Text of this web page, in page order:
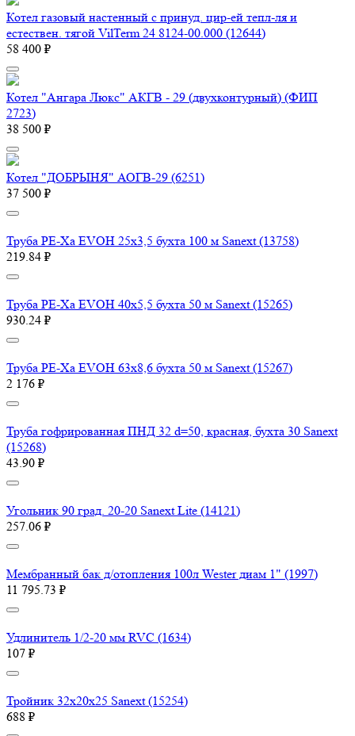
Котел газовый настенный с принуд. цир-ей тепл-ля и
естествен. тягой VilTerm 24 8124-00.000 (12644)
58 400 ₽
Котел "Ангара Люкс" АКГВ - 29 (двухконтурный) (ФИП
2723)
38 500 ₽
Котел "ДОБРЫНЯ" АОГВ-29 (6251)
37 500 ₽
Труба PE-Xa EVOH 25x3,5 бухта 100 м Sanext (13758)
219.84 ₽
Труба PE-Xa EVOH 40x5,5 бухта 50 м Sanext (15265)
930.24 ₽
Труба PE-Xa EVOH 63x8,6 бухта 50 м Sanext (15267)
2 176 ₽
Труба гофрированная ПНД 32 d=50, красная, бухта 30 Sanext
(15268)
43.90 ₽
Угольник 90 град. 20-20 Sanext Lite (14121)
257.06 ₽
Мембранный бак д/отопления 100л Wester диам 1" (1997)
11 795.73 ₽
Удлинитель 1/2-20 мм RVC (1634)
107 ₽
Тройник 32х20х25 Sanext (15254)
688 ₽